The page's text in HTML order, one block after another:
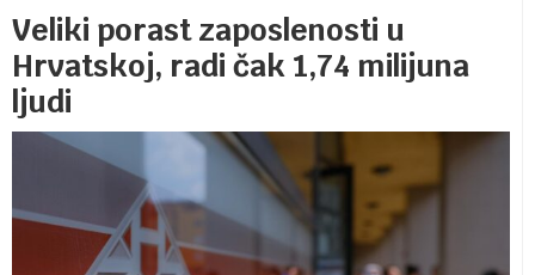
Veliki porast zaposlenosti u
Hrvatskoj, radi čak 1,74 milijuna
ljudi